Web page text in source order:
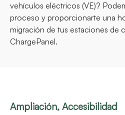
vehículos eléctricos (VE)?
proceso y proporcionarte una
migración de tus estaciones de
ChargePanel.
Ampliación, Accesibilidad